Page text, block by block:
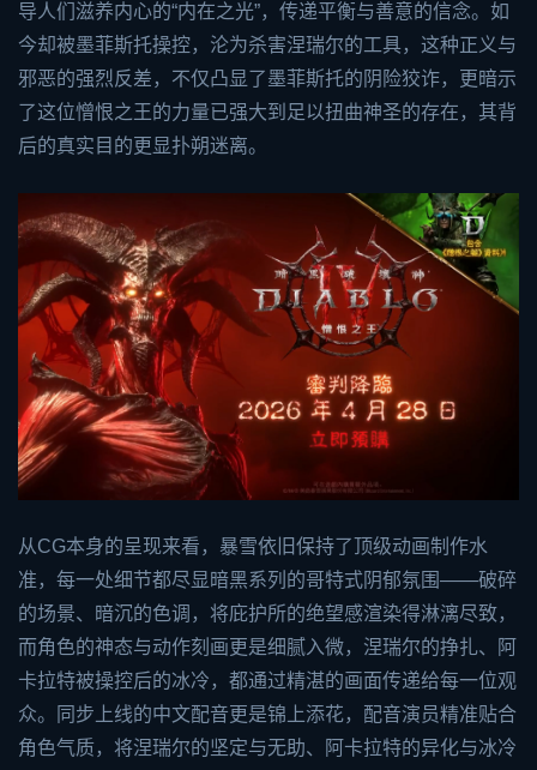
导人们滋养内心的“内在之光”，传递平衡与善意的信念。如
今却被墨菲斯托操控，沦为杀害涅瑞尔的工具，这种正义与
邪恶的强烈反差，不仅凸显了墨菲斯托的阴险狡诈，更暗示
了这位憎恨之王的力量已强大到足以扭曲神圣的存在，其背
后的真实目的更显扑朔迷离。
从CG本身的呈现来看，暴雪依旧保持了顶级动画制作水
准，每一处细节都尽显暗黑系列的哥特式阴郁氛围——破碎
的场景、暗沉的色调，将庇护所的绝望感渲染得淋漓尽致，
而角色的神态与动作刻画更是细腻入微，涅瑞尔的挣扎、阿
卡拉特被操控后的冰冷，都通过精湛的画面传递给每一位观
众。同步上线的中文配音更是锦上添花，配音演员精准贴合
角色气质，将涅瑞尔的坚定与无助、阿卡拉特的异化与冰冷